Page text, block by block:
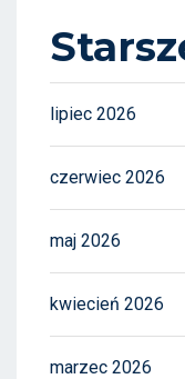
lipiec 2026
czerwiec 2026
maj 2026
kwiecień 2026
marzec 2026